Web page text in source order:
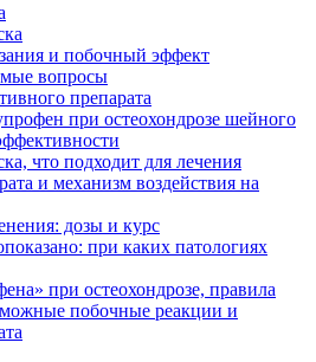
и побочный эффект
вопросы
препарата
при остеохондрозе шейного
что подходит для лечения
и механизм воздействия на
дозы и курс
при каких патологиях
при остеохондрозе, правила
побочные реакции и